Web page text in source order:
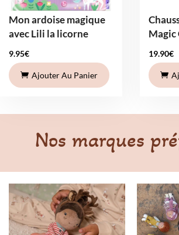
Mon ardoise magique
avec Lili la licorne
9.95€
Ajouter Au Panier
Magic
19.90€
Nos marques